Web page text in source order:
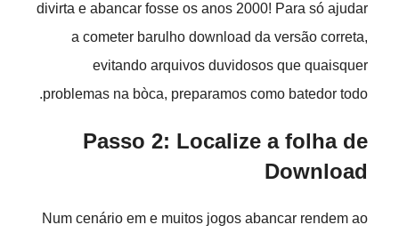
divirta e abancar fosse os anos 2000! Para só ajudar
a cometer barulho download da versão correta,
evitando arquivos duvidosos que quaisquer
problemas na bòca, preparamos como batedor todo.
Passo 2: Localize a folha de
Download
Num cenário em e muitos jogos abancar rendem ao